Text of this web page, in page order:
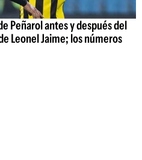
Peñarol antes y después del
Leonel Jaime; los números